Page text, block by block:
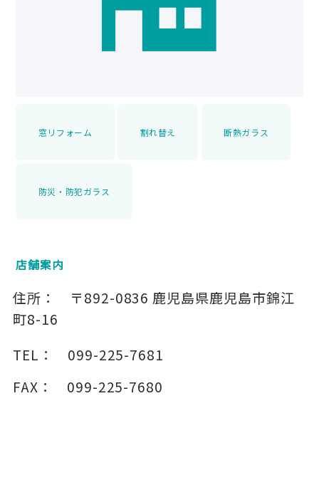
窓リフォーム 割れ替え 断熱ガラス
防災・防犯ガラス
店舗案内
住所： 〒892-0836 鹿児島県鹿児島市錦江
町8-16
TEL：
099-225-7681
FAX：
099-225-7680